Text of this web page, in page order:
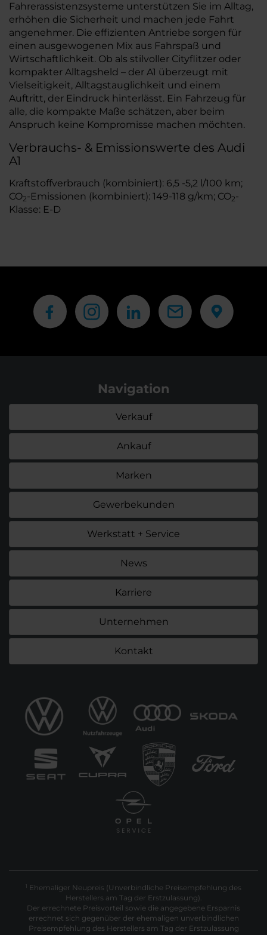
Fahrerassistenzsysteme unterstützen Sie im Alltag,
erhöhen die Sicherheit und machen jede Fahrt
angenehmer. Die effizienten Antriebe sorgen für
einen ausgewogenen Mix aus Fahrspaß und
Wirtschaftlichkeit. Ob als stilvoller Cityflitzer oder
kompakter Alltagsheld – der A1 überzeugt mit
Vielseitigkeit, Alltagstauglichkeit und einem
Auftritt, der Eindruck hinterlässt. Ein Fahrzeug für
alle, die kompakte Maße schätzen, aber beim
Anspruch keine Kompromisse machen möchten.
Verbrauchs- & Emissionswerte des Audi
A1
Kraftstoffverbrauch (kombiniert): 6,5 -5,2 l/100 km;
CO2-Emissionen (kombiniert): 149-118 g/km; CO2-
Klasse: E-D
Navigation
Verkauf
Ankauf
Marken
Gewerbekunden
Werkstatt + Service
News
Karriere
Unternehmen
Kontakt
1 Ehemaliger Neupreis (Unverbindliche Preisempfehlung des
Herstellers am Tag der Erstzulassung).
Der errechnete Preisvorteil sowie die angegebene Ersparnis
errechnet sich gegenüber der ehemaligen unverbindlichen
Preisempfehlung des Herstellers am Tag der Erstzulassung